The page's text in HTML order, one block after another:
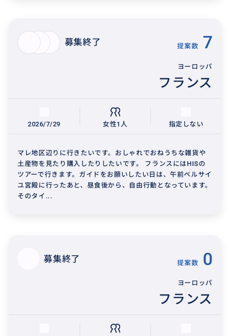
募集終了 提案数 7
ヨーロッパ
フランス
2026/7/29 女性1人 指定しない
マレ地区辺りに行きたいです。おしゃれでおねうちな雑貨や
土産物を見たり購入したりしたいです。 フランスにはHISの
ツアーで行きます。ガイドをお願いしたい日は、午前ベルサイ
ユ宮殿に行ったあと、昼食後から、自由行動となっています。
そのタイ...
募集終了 提案数 0
ヨーロッパ
フランス